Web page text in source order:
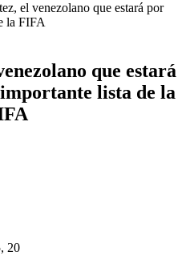
el venezolano que estará por
la FIFA
que estará
lista de la
20